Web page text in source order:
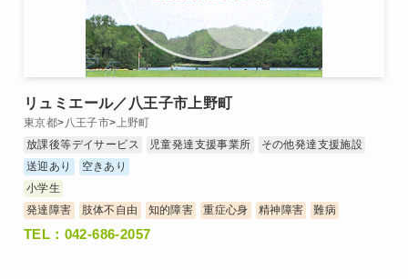
リュミエール／八王子市上野町
東京都>八王子市>上野町
放課後等デイサービス
児童発達支援事業所
その他発達支援施設
送迎あり
空きあり
小学生
発達障害
肢体不自由 知的障害 重症心身 精神障害 難病
TEL：042-686-2057